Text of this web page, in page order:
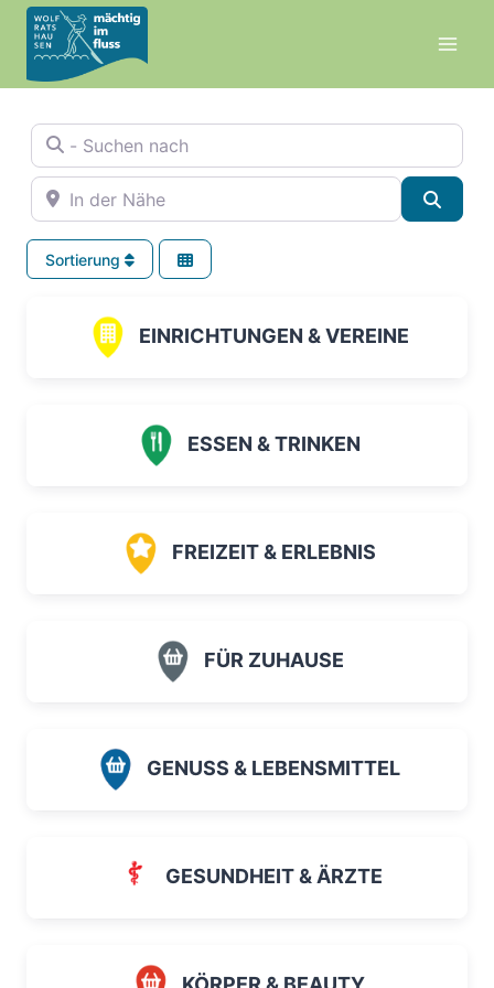
Zum
Inhalt
springen
- Suchen nach
In der Nähe
Sortierung
EINRICHTUNGEN & VEREINE
ESSEN & TRINKEN
FREIZEIT & ERLEBNIS
FÜR ZUHAUSE
GENUSS & LEBENSMITTEL
GESUNDHEIT & ÄRZTE